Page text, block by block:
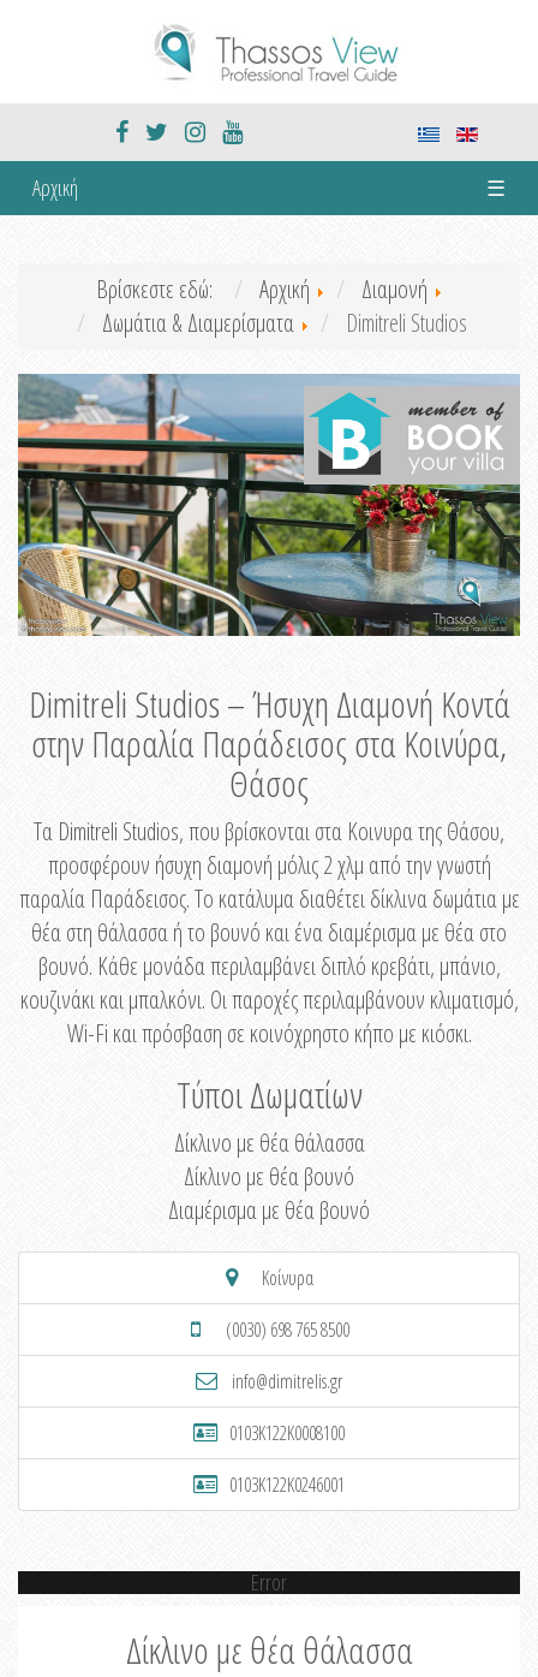
Αρχική ☰
Βρίσκεστε εδώ: Αρχική
Διαμονή
Δωμάτια & Διαμερίσματα
Dimitreli Studios
Dimitreli Studios – Ήσυχη Διαμονή Κοντά
στην Παραλία Παράδεισος στα Κοινύρα,
Θάσος
Τα Dimitreli Studios, που βρίσκονται στα Κοινυρα της Θάσου,
προσφέρουν ήσυχη διαμονή μόλις 2 χλμ από την γνωστή
παραλία Παράδεισος. Το κατάλυμα διαθέτει δίκλινα δωμάτια με
θέα στη θάλασσα ή το βουνό και ένα διαμέρισμα με θέα στο
βουνό. Κάθε μονάδα περιλαμβάνει διπλό κρεβάτι, μπάνιο,
κουζινάκι και μπαλκόνι. Οι παροχές περιλαμβάνουν κλιματισμό,
Wi-Fi και πρόσβαση σε κοινόχρηστο κήπο με κιόσκι.
Τύποι Δωματίων
Δίκλινο με θέα θάλασσα
Δίκλινο με θέα βουνό
Διαμέρισμα με θέα βουνό
Κοίνυρα
(0030) 698 765 8500
info@dimitrelis.gr
0103K122K0008100
0103K122K0246001
Error
Δίκλινο με θέα θάλασσα